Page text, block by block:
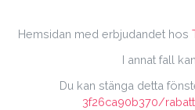
Hemsidan med erbjudandet hos
I annat fall
Du kan stänga detta
3f26ca90b370/